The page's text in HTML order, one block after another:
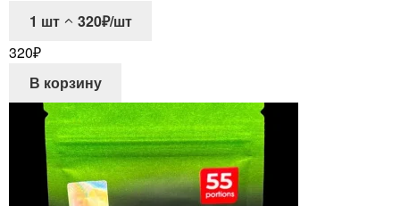
1 шт
320₽/шт
320₽
В корзину